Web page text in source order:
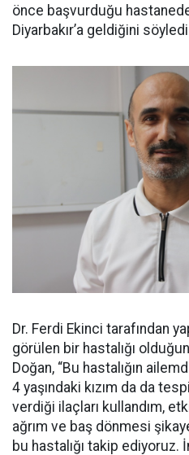
önce başvurduğu
Diyarbakır’a geldiğini
Dr. Ferdi Ekinci tarafından
görülen bir hastalığı
Doğan, “Bu hastalığın
4 yaşındaki kızım da da
verdiği ilaçları kullandım,
ağrım ve baş dönmesi
bu hastalığı takip ediyoruz.